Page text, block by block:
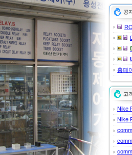
공
홈페
고
Nike
Nike